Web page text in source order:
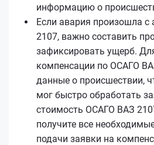
информацию о
Если авария произошла
2107, важно составить
зафиксировать ущерб.
компенсации по ОСАГО
данные о происшествии,
мог быстро обработать
стоимость ОСАГО ВАЗ
получите все
подачи заявки на